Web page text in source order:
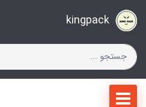
kingpack